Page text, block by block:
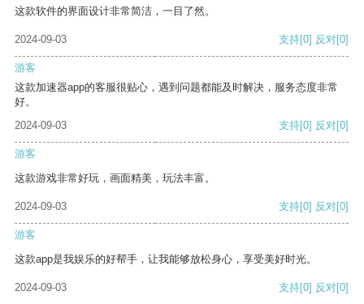
这款软件的界面设计非常简洁，一目了然。
2024-09-03 支持[0] 反对[0]
游客
这款加速器app的客服很贴心，遇到问题都能及时解决，服务态度非常
好。
2024-09-03
支持[0] 反对[0]
游客
这款游戏非常好玩，画面精美，玩法丰富。
2024-09-03 支持[0] 反对[0]
游客
这款app是我娱乐的好帮手，让我能够放松身心，享受美好时光。
2024-09-03 支持[0] 反对[0]